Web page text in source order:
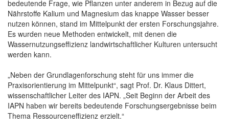
bedeutende Frage, wie Pflanzen unter anderem in Bezug auf die
Nährstoffe Kalium und Magnesium das knappe Wasser besser
nutzen können, stand im Mittelpunkt der ersten Forschungsjahre.
Es wurden neue Methoden entwickelt, mit denen die
Wassernutzungseffizienz landwirtschaftlicher Kulturen untersucht
werden kann.
„Neben der Grundlagenforschung steht für uns immer die
Praxisorientierung im Mittelpunkt“, sagt Prof. Dr. Klaus Dittert,
wissenschaftlicher Leiter des IAPN. „Seit Beginn der Arbeit des
IAPN haben wir bereits bedeutende Forschungsergebnisse beim
Thema Ressourceneffizienz erzielt.“